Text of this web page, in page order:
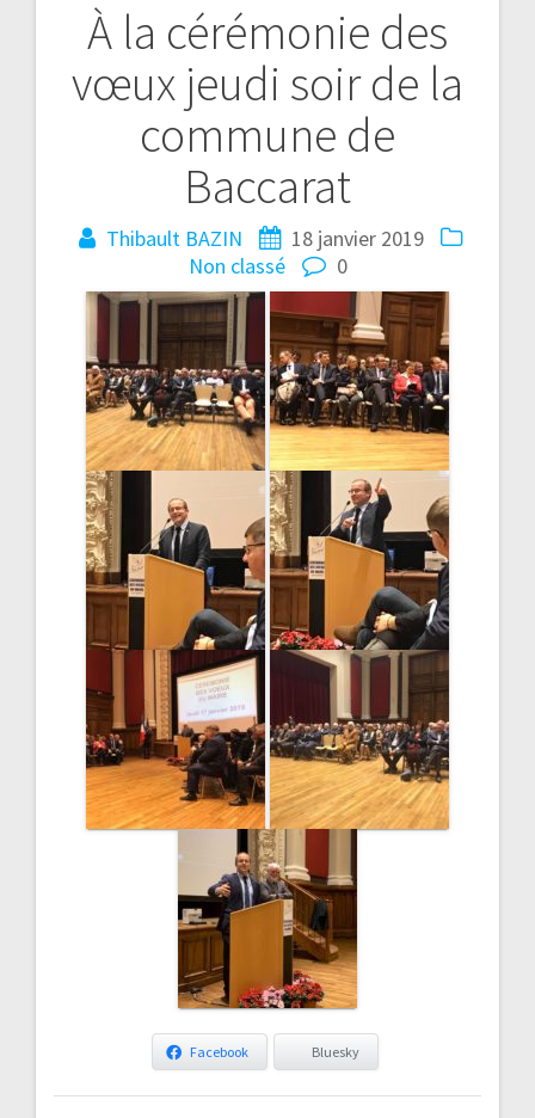
À la cérémonie des
vœux jeudi soir de la
commune de
Baccarat
Thibault BAZIN
18 janvier 2019
Non classé
0
Facebook Bluesky